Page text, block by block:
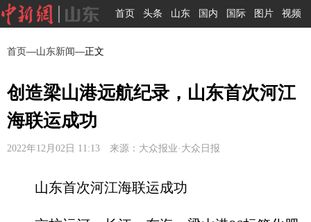
首页 头条 山东 国内 国际 图片 视频
首页—山东新闻—正文
创造梁山港远航纪录，山东首次河江
海联运成功
2022年12月02日 11:13 来源：大众报业·大众日报
山东首次河江海联运成功